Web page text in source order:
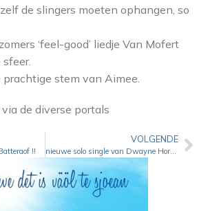
de slingers moeten ophangen, so
‘feel-good’ liedje Van Mofert
prachtige stem van Aimee.
de diverse portals
!!
VOLGENDE
nieuwe solo single van Dwayne Horbag